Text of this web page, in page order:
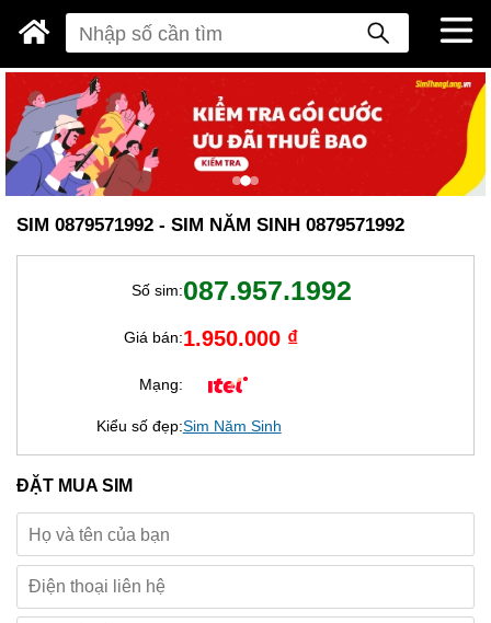
SIM 0879571992 - SIM NĂM SINH 0879571992
Số sim:087.957.1992
Giá bán:1.950.000 ₫
Mạng:
Kiểu số đẹp:Sim Năm Sinh
ĐẶT MUA SIM